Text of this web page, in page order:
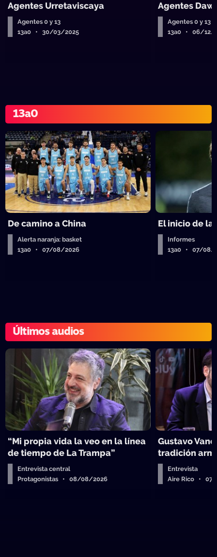
Agentes Urretaviscaya
Agentes 0 y 13
13a0 • 30/03/2025
Agentes
Agentes 0 y 13
13a0 • 06/12/
13a0
De camino a China
Alerta naranja: basket
13a0 • 07/08/2026
El inicio de la
Informes
13a0 • 07/08/
Últimos audios
“Mi propia vida la veo en la línea
de tiempo de La Trampa”
Entrevista central
Protagonistas • 08/08/2026
Gustavo
tradición
Entrevista
Aire Rico •